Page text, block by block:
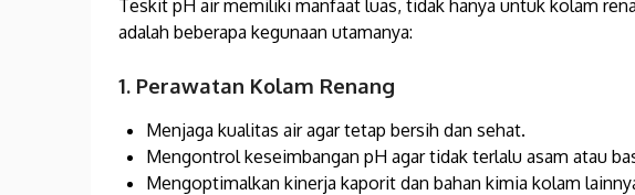
Teskit pH air memiliki manfaat luas, tidak hanya untuk kolam
adalah beberapa kegunaan utamanya:
1. Perawatan Kolam Renang
Menjaga kualitas air agar tetap bersih dan sehat.
Mengontrol keseimbangan pH agar tidak terlalu asam atau
Mengoptimalkan kinerja kaporit dan bahan kimia kolam